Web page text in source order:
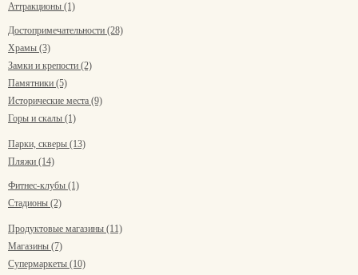
Аттракционы (1)
Достопримечательности (28)
Храмы (3)
Замки и крепости (2)
Памятники (5)
Исторические места (9)
Горы и скалы (1)
Парки, скверы (13)
Пляжи (14)
Фитнес-клубы (1)
Стадионы (2)
Продуктовые магазины (11)
Магазины (7)
Супермаркеты (10)